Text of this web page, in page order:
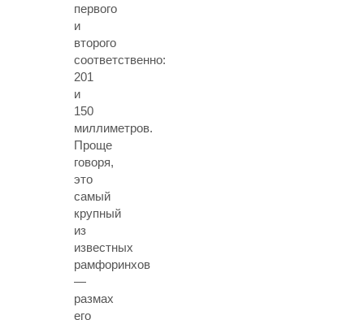
первого
и
второго
соответственно:
201
и
150
миллиметров.
Проще
говоря,
это
самый
крупный
из
известных
рамфоринхов
—
размах
его